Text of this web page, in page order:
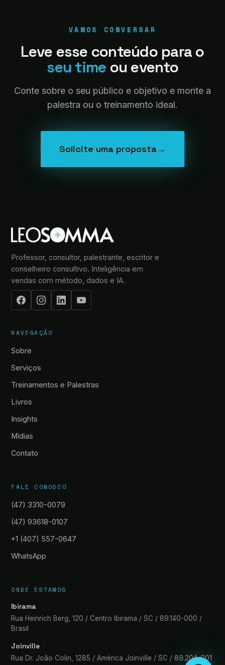
VAMOS CONVERSAR
Leve esse conteúdo para o
seu time ou evento
Conte sobre o seu público e objetivo e monte a
palestra ou o treinamento ideal.
Solicite uma proposta→
Professor, consultor, palestrante, escritor e
conselheiro consultivo. Inteligência em
vendas com método, dados e IA.
NAVEGAÇÃO
Sobre
Serviços
Treinamentos e Palestras
Livros
Insights
Mídias
Contato
FALE CONOSCO
(47) 3310-0079
(47) 93618-0107
+1 (407) 557-0647
WhatsApp
ONDE ESTAMOS
Ibirama
Rua Heinrich Berg, 120 / Centro Ibirama / SC / 89.140-000 /
Brasil
Joinville
Rua Dr. João Colin, 1285 / América Joinville / SC / 89.204-001